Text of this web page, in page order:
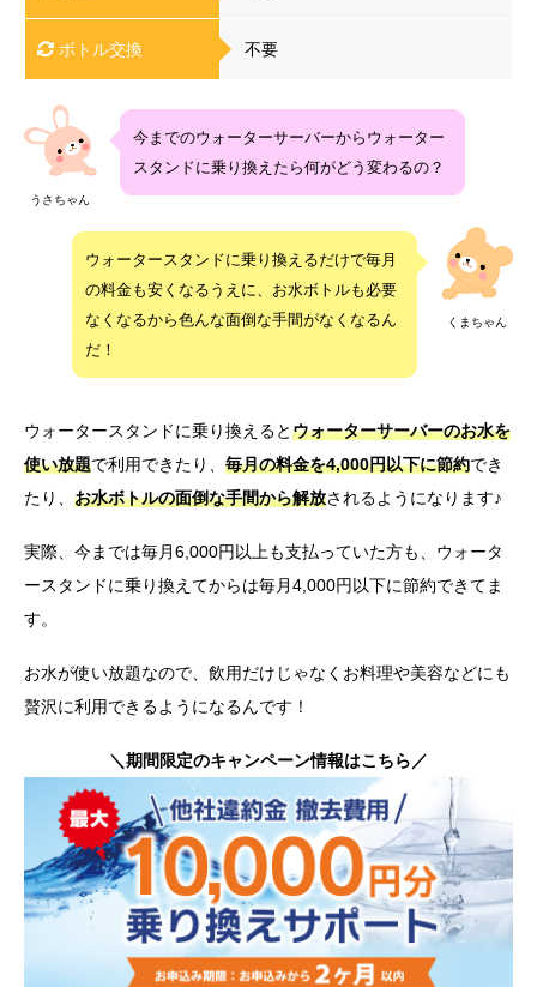
ボトル交換 不要
うさちゃん
今までのウォーターサーバーからウォーター
スタンドに乗り換えたら何がどう変わるの？
くまちゃん
ウォータースタンドに乗り換えるだけで毎月
の料金も安くなるうえに、お水ボトルも必要
なくなるから色んな面倒な手間がなくなるん
だ！
ウォータースタンドに乗り換えるとウォーターサーバーのお水を
使い放題で利用できたり、 毎月の料金を4,000円以下に節約でき
たり、 お水ボトルの面倒な手間から解放されるようになります♪
実際、今までは毎月6,000円以上も支払っていた方も、ウォータ
ースタンドに乗り換えてからは毎月4,000円以下に節約できてま
す。
お水が使い放題なので、飲用だけじゃなくお料理や美容などにも
贅沢に利用できるようになるんです！
＼期間限定のキャンペーン情報はこちら／